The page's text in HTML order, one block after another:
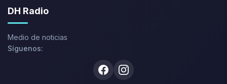
DH Radio
Medio de noticias
Síguenos:
FacebookInstagram